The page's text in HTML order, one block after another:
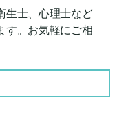
生士、心理士など
す。お気軽にご相